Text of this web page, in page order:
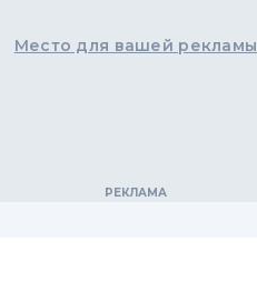
Место для вашей рекламы